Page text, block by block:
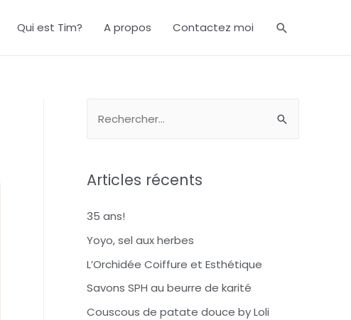
Qui est Tim? A propos Contactez moi
Articles récents
35 ans!
Yoyo, sel aux herbes
L’Orchidée Coiffure et Esthétique
Savons SPH au beurre de karité
Couscous de patate douce by Loli